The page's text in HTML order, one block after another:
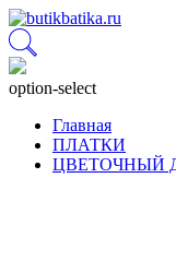
option-select
Главная
ПЛАТКИ
ЦВЕТОЧНЫЙ